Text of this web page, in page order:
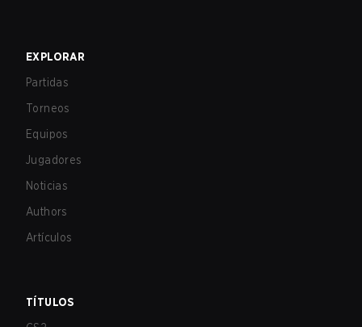
EXPLORAR
Partidas
Torneos
Equipos
Jugadores
Noticias
Authors
Artículos
TÍTULOS